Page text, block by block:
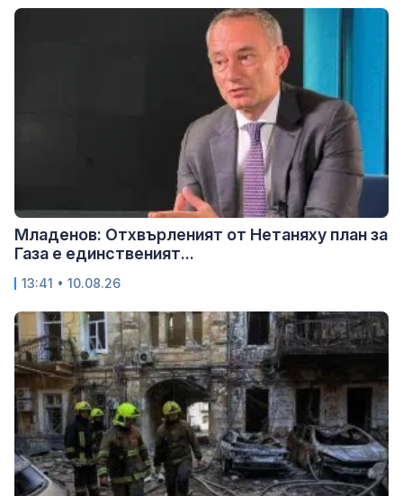
Младенов: Отхвърленият от Нетаняху план за
Газа е единственият...
13:41 • 10.08.26